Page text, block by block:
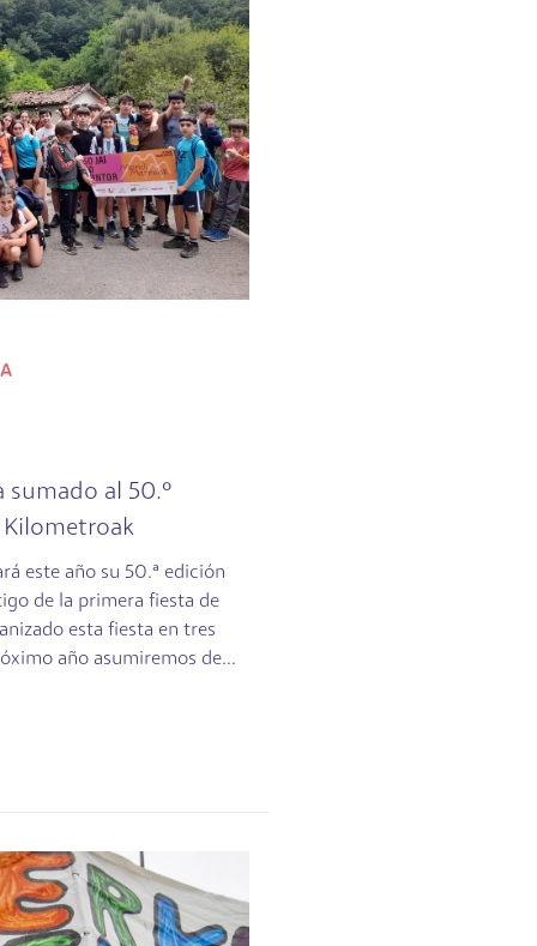
sumado al 50.º
Kilometroak
este año su 50.ª edición
de la primera fiesta de
esta fiesta en tres
año asumiremos de...